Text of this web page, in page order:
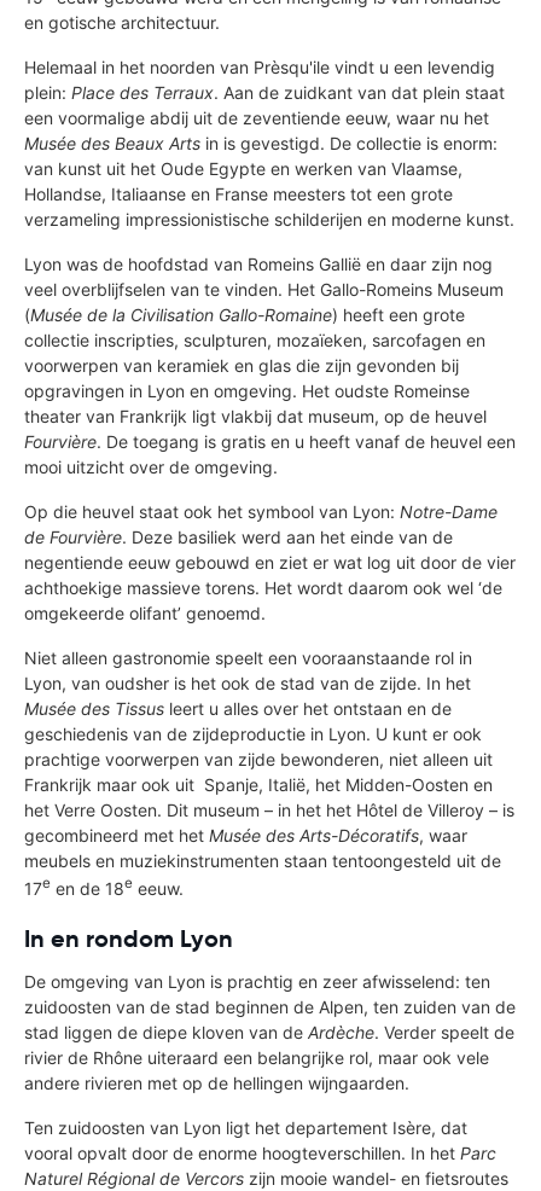
en gotische architectuur.
Helemaal in het noorden van Prèsqu'ile vindt u een levendig
plein: Place des Terraux. Aan de zuidkant van dat plein staat
een voormalige abdij uit de zeventiende eeuw, waar nu het
Musée des Beaux Arts in is gevestigd. De collectie is enorm:
van kunst uit het Oude Egypte en werken van Vlaamse,
Hollandse, Italiaanse en Franse meesters tot een grote
verzameling impressionistische schilderijen en moderne kunst.
Lyon was de hoofdstad van Romeins Gallië en daar zijn nog
veel overblijfselen van te vinden. Het Gallo-Romeins Museum
(Musée de la Civilisation Gallo-Romaine) heeft een grote
collectie inscripties, sculpturen, mozaïeken, sarcofagen en
voorwerpen van keramiek en glas die zijn gevonden bij
opgravingen in Lyon en omgeving. Het oudste Romeinse
theater van Frankrijk ligt vlakbij dat museum, op de heuvel
Fourvière. De toegang is gratis en u heeft vanaf de heuvel een
mooi uitzicht over de omgeving.
Op die heuvel staat ook het symbool van Lyon: Notre-Dame
de Fourvière. Deze basiliek werd aan het einde van de
negentiende eeuw gebouwd en ziet er wat log uit door de vier
achthoekige massieve torens. Het wordt daarom ook wel ‘de
omgekeerde olifant’ genoemd.
Niet alleen gastronomie speelt een vooraanstaande rol in
Lyon, van oudsher is het ook de stad van de zijde. In het
Musée des Tissus leert u alles over het ontstaan en de
geschiedenis van de zijdeproductie in Lyon. U kunt er ook
prachtige voorwerpen van zijde bewonderen, niet alleen uit
Frankrijk maar ook uit Spanje, Italië, het Midden-Oosten en
het Verre Oosten. Dit museum – in het het Hôtel de Villeroy – is
gecombineerd met het Musée des Arts-Décoratifs, waar
meubels en muziekinstrumenten staan tentoongesteld uit de
17e en de 18e eeuw.
In en rondom Lyon
De omgeving van Lyon is prachtig en zeer afwisselend: ten
zuidoosten van de stad beginnen de Alpen, ten zuiden van de
stad liggen de diepe kloven van de Ardèche. Verder speelt de
rivier de Rhône uiteraard een belangrijke rol, maar ook vele
andere rivieren met op de hellingen wijngaarden.
Ten zuidoosten van Lyon ligt het departement Isère, dat
vooral opvalt door de enorme hoogteverschillen. In het Parc
Naturel Régional de Vercors zijn mooie wandel- en fietsroutes